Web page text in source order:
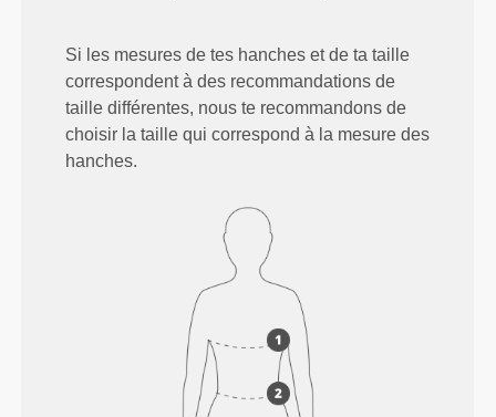
Si les mesures de tes hanches et de ta taille
correspondent à des recommandations de
taille différentes, nous te recommandons de
choisir la taille qui correspond à la mesure des
hanches.